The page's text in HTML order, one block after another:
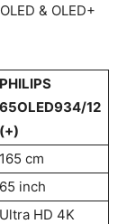
& OLED+
PHILIPS
65OLED934/12
(+)
165 cm
65 inch
Ultra HD 4K